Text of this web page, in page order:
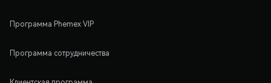
Программа Phemex VIP
Программа сотрудничества